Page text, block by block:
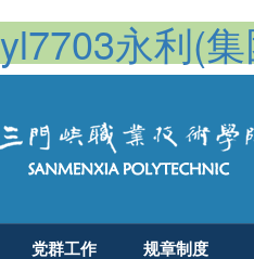
yl7703永利(
党群工作 规章制度